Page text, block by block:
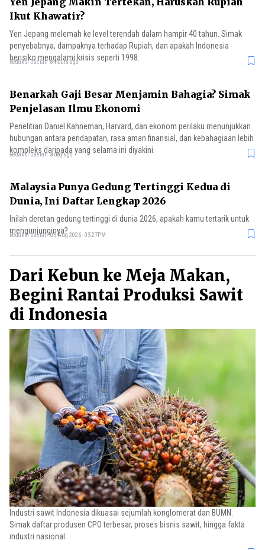
Ikut Khawatir?
Yen Jepang melemah ke level terendah dalam hampir 40 tahun. Simak
penyebabnya, dampaknya terhadap Rupiah, dan apakah Indonesia
berisiko mengalami krisis seperti 1998.
Redaksi Daerah 8 hours ago
Benarkah Gaji Besar Menjamin Bahagia? Simak
Penjelasan Ilmu Ekonomi
Penelitian Daniel Kahneman, Harvard, dan ekonom perilaku menunjukkan
hubungan antara pendapatan, rasa aman finansial, dan kebahagiaan lebih
kompleks daripada yang selama ini diyakini.
Redaksi Daerah a day ago
Malaysia Punya Gedung Tertinggi Kedua di
Dunia, Ini Daftar Lengkap 2026
Inilah deretan gedung tertinggi di dunia 2026, apakah kamu tertarik untuk
mengunjunginya?
Redaksi Daerah 05 Aug 2026 - 05:27PM
Dari Kebun ke Meja Makan,
Begini Rantai Produksi Sawit
di Indonesia
Industri sawit Indonesia dikuasai sejumlah konglomerat dan BUMN.
Simak daftar produsen CPO terbesar, proses bisnis sawit, hingga fakta
industri nasional.